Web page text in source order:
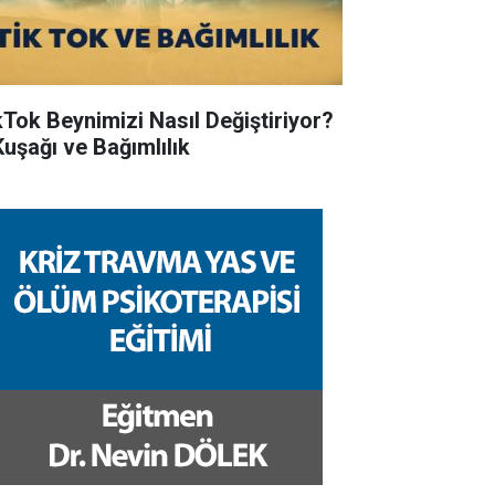
Beynimizi Nasıl Değiştiriyor?
ve Bağımlılık